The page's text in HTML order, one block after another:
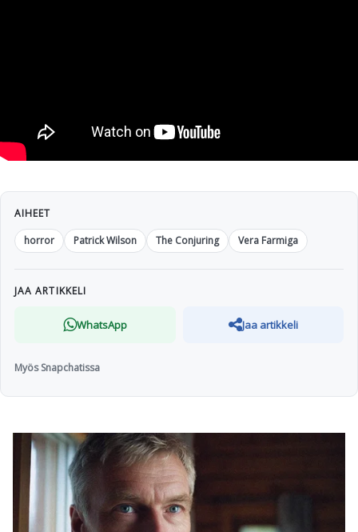
AIHEET
horror
Patrick Wilson The Conjuring Vera Farmiga
JAA ARTIKKELI
WhatsApp Jaa artikkeli
Myös Snapchatissa